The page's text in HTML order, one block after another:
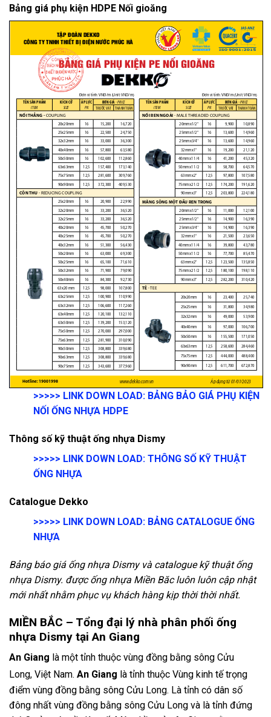
Bảng giá phụ kiện HDPE Nối gioăng
>>>>> LINK DOWN LOAD: BẢNG BẢO GIÁ PHỤ KIỆN
NỐI ỐNG NHỰA HDPE
Thông số kỹ thuật ống nhựa Dismy
>>>>> LINK DOWN LOAD: THÔNG SỐ KỸ THUẬT
ỐNG NHỰA
Catalogue Dekko
>>>>> LINK DOWN LOAD: BẢNG CATALOGUE ỐNG
NHỰA
Bảng báo giá ống nhựa Dismy và catalogue kỹ thuật ống
nhựa Dismy. được ống nhựa Miền Băc luôn luôn cập nhật
mới nhất nhằm phục vụ khách hàng kịp thời thời nhất.
MIỀN BẮC – Tổng đại lý nhà phân phối ống
nhựa Dismy tại An Giang
An Giang là một tỉnh thuộc vùng đồng bằng sông Cửu
Long, Việt Nam. An Giang là tỉnh thuộc Vùng kinh tế trọng
điểm vùng đồng bằng sông Cửu Long. Là tỉnh có dân số
đông nhất vùng đồng bằng sông Cửu Long và là tỉnh đứng